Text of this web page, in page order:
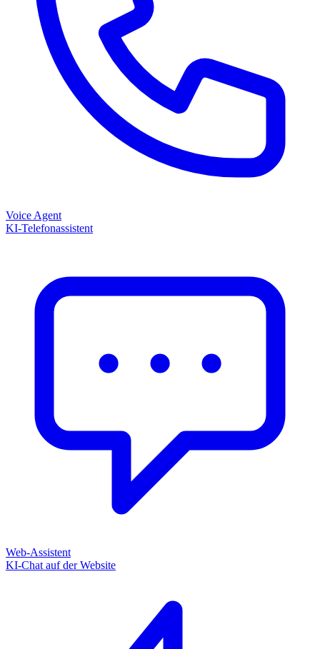
Voice Agent
KI-Telefonassistent
Web-Assistent
KI-Chat auf der Website